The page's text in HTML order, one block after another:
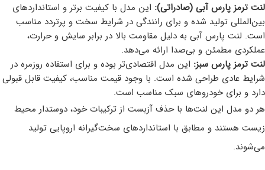
لنت ترمز پارس آبی (صادراتی): این مدل با کیفیت برتر و استانداردهای
بین‌المللی تولید شده و برای رانندگی در شرایط سخت و پرتردد مناسب
است. لنت پارس آبی به دلیل مقاومت بالا در برابر سایش و حرارت،
عملکردی مطمئن و بی‌صدا ارائه می‌دهد.
لنت ترمز پارس سبز: این مدل اقتصادی‌تر بوده و برای استفاده روزمره در
شرایط عادی طراحی شده است. با وجود قیمت مناسب، کیفیت قابل قبولی
دارد و برای خودروهای سبک مناسب است.
هر دو مدل این لنت‌ها با حذف آزبست از ترکیبات خود، دوستدار محیط
زیست هستند و مطابق با استانداردهای سخت‌گیرانه اروپایی تولید
می‌شوند.